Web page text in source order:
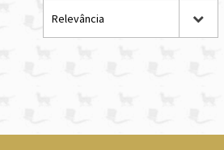
Relevância